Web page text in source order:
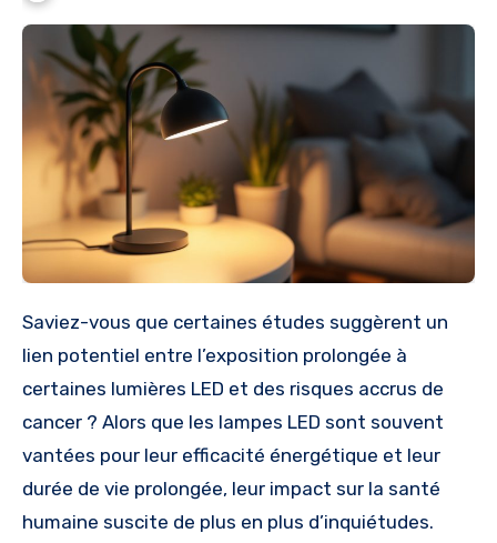
Saviez-vous que certaines études suggèrent un
lien potentiel entre l’exposition prolongée à
certaines lumières LED et des risques accrus de
cancer ? Alors que les lampes LED sont souvent
vantées pour leur efficacité énergétique et leur
durée de vie prolongée, leur impact sur la santé
humaine suscite de plus en plus d’inquiétudes.